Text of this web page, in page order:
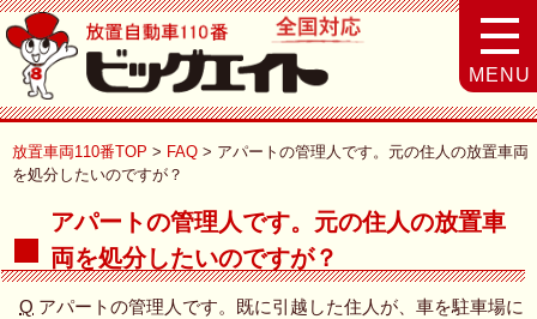
MENU
放置車両110番TOP FAQ
アパートの管理人です。元の住人の放置車両
を処分したいのですが？
アパートの管理人です。元の住人の放置車
両を処分したいのですが？
Q アパートの管理人です。既に引越した住人が、車を駐車場に